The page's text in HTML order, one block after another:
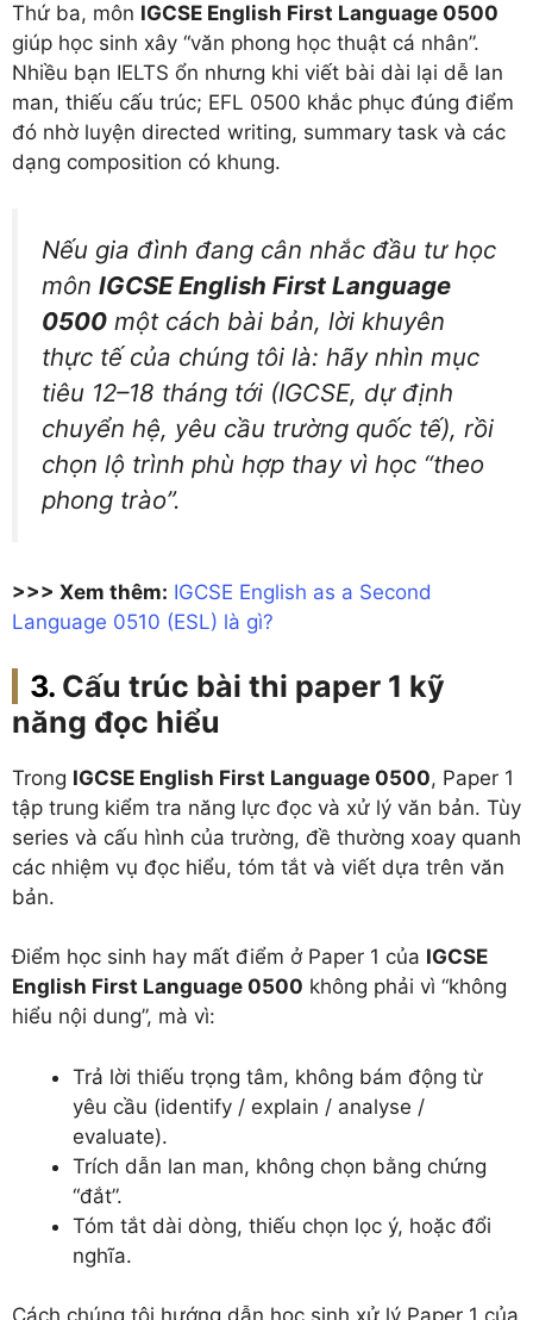
Thứ ba, môn IGCSE English First Language 0500
giúp học sinh xây “văn phong học thuật cá nhân”.
Nhiều bạn IELTS ổn nhưng khi viết bài dài lại dễ lan
man, thiếu cấu trúc; EFL 0500 khắc phục đúng điểm
đó nhờ luyện directed writing, summary task và các
dạng composition có khung.
Nếu gia đình đang cân nhắc đầu tư học
môn IGCSE English First Language
0500 một cách bài bản, lời khuyên
thực tế của chúng tôi là: hãy nhìn mục
tiêu 12–18 tháng tới (IGCSE, dự định
chuyển hệ, yêu cầu trường quốc tế), rồi
chọn lộ trình phù hợp thay vì học “theo
phong trào”.
>>> Xem thêm: IGCSE English as a Second
Language 0510 (ESL) là gì?
Cấu trúc bài thi paper 1 kỹ
năng đọc hiểu
Trong IGCSE English First Language 0500, Paper 1
tập trung kiểm tra năng lực đọc và xử lý văn bản. Tùy
series và cấu hình của trường, đề thường xoay quanh
các nhiệm vụ đọc hiểu, tóm tắt và viết dựa trên văn
bản.
Điểm học sinh hay mất điểm ở Paper 1 của IGCSE
English First Language 0500 không phải vì “không
hiểu nội dung”, mà vì:
Trả lời thiếu trọng tâm, không bám động từ
yêu cầu (identify / explain / analyse /
evaluate).
Trích dẫn lan man, không chọn bằng chứng
“đắt”.
Tóm tắt dài dòng, thiếu chọn lọc ý, hoặc đổi
nghĩa.